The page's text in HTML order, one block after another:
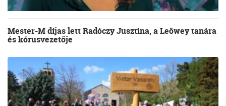
Mester-M díjas lett Radóczy Jusztina, a Leőwey tanára
és kórusvezetője